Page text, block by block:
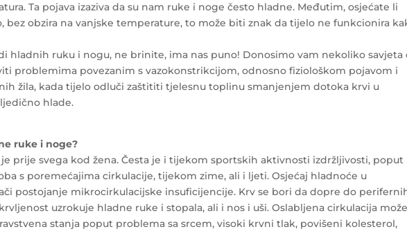
Ta pojava izaziva da su nam ruke i noge često hladne. Međutim, osjećate li
bez obzira na vanjske temperature, to može biti znak da tijelo ne funkcionira
hladnih ruku i nogu, ne brinite, ima nas puno! Donosimo vam nekoliko savjeta
problemima povezanim s vazokonstrikcijom, odnosno fiziološkom pojavom i
žila, kada tijelo odluči zaštititi tjelesnu toplinu smanjenjem dotoka krvi u
hlade.
ruke i noge?
prije svega kod žena. Česta je i tijekom sportskih aktivnosti izdržljivosti, poput
s poremećajima cirkulacije, tijekom zime, ali i ljeti. Osjećaj hladnoće u
postojanje mikrocirkulacijske insuficijencije. Krv se bori da dopre do
uzrokuje hladne ruke i stopala, ali i nos i uši. Oslabljena cirkulacija može
stanja poput problema sa srcem, visoki krvni tlak, povišeni kolesterol,